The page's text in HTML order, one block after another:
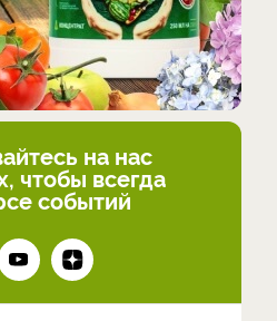
на нас
чтобы всегда
событий